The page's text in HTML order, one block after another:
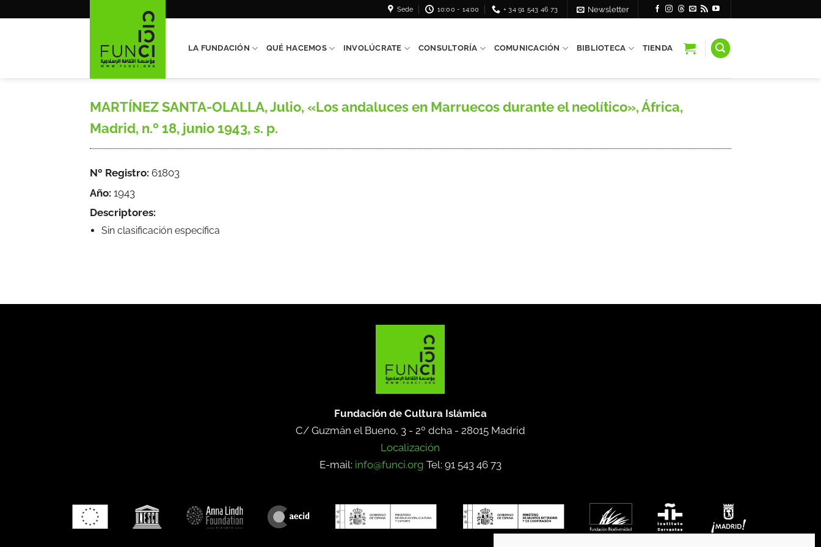
Sede 10:00 - 14:00 + 34 91 543 46 73 Newsletter
LA FUNDACIÓN QUÉ HACEMOS INVOLÚCRATE CONSULTORÍA COMUNICACIÓN BIBLIOTECA TIENDA
MARTÍNEZ SANTA-OLALLA, Julio, «Los andaluces en Marruecos durante el neolítico», África,
Madrid, n.º 18, junio 1943, s. p.
Nº Registro: 61803
Año: 1943
Descriptores:
Sin clasificación específica
Fundación de Cultura Islámica
C/ Guzmán el Bueno, 3 - 2º dcha - 28015 Madrid
Localización
E-mail: info@funci.org Tel: 91 543 46 73